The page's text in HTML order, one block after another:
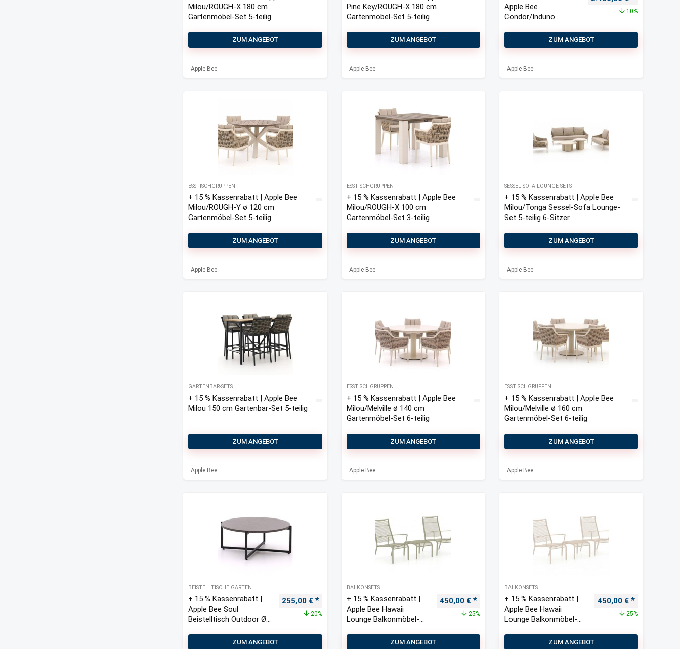
Milou/ROUGH-X 180 cm
Gartenmöbel-Set 5-teilig
ZUM ANGEBOT
Apple Bee
Pine Key/ROUGH-X 180 cm
Gartenmöbel-Set 5-teilig
ZUM ANGEBOT
Apple Bee
Apple Bee
Condor/Induno
Gartenmöbel-Set 5-
teilig
10%
ZUM ANGEBOT
Apple Bee
ESSTISCHGRUPPEN
+ 15 % Kassenrabatt | Apple Bee
Milou/ROUGH-Y ø 120 cm
Gartenmöbel-Set 5-teilig
ZUM ANGEBOT
Apple Bee
ESSTISCHGRUPPEN
+ 15 % Kassenrabatt | Apple Bee
Milou/ROUGH-X 100 cm
Gartenmöbel-Set 3-teilig
ZUM ANGEBOT
Apple Bee
SESSEL-SOFA LOUNGE-SETS
+ 15 % Kassenrabatt | Apple Bee
Milou/Tonga Sessel-Sofa Lounge-
Set 5-teilig 6-Sitzer
ZUM ANGEBOT
Apple Bee
GARTENBAR-SETS
+ 15 % Kassenrabatt | Apple Bee
Milou 150 cm Gartenbar-Set 5-teilig
ZUM ANGEBOT
Apple Bee
ESSTISCHGRUPPEN
+ 15 % Kassenrabatt | Apple Bee
Milou/Melville ø 140 cm
Gartenmöbel-Set 6-teilig
ZUM ANGEBOT
Apple Bee
ESSTISCHGRUPPEN
+ 15 % Kassenrabatt | Apple Bee
Milou/Melville ø 160 cm
Gartenmöbel-Set 6-teilig
ZUM ANGEBOT
Apple Bee
BEISTELLTISCHE GARTEN
+ 15 % Kassenrabatt |
Apple Bee Soul
Beistelltisch Outdoor Ø
Ursprünglicher Preis war: 320,00 €
255,00 € Aktueller Preis ist: 255,00 €.
20%
ZUM ANGEBOT
BALKONSETS
+ 15 % Kassenrabatt |
Apple Bee Hawaii
Lounge Balkonmöbel-
Ursprünglicher Preis war: 600,00 €
450,00 € Aktueller Preis ist: 450,00 €.
25%
ZUM ANGEBOT
BALKONSETS
+ 15 % Kassenrabatt |
Apple Bee Hawaii
Lounge Balkonmöbel-
Ursprünglicher Preis
450,00 € Aktueller
25%
ZUM ANGEBOT